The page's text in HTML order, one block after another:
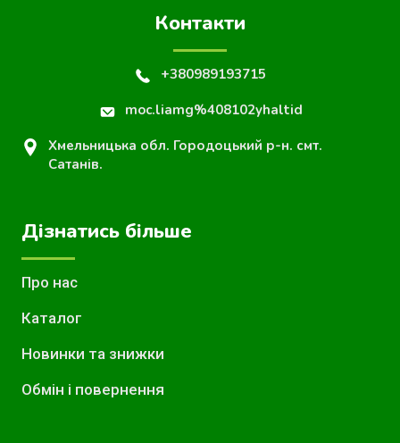
Контакти
+380989193715
moc.liamg%408102yhaltid
Хмельницька обл. Городоцький р-н. смт.
Сатанів.
Дізнатись більше
Про нас
Каталог
Новинки та знижки
Обмін і повернення